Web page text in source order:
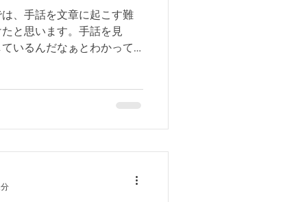
、手話を文章に起こす難
と思います。手話を見
いるんだなぁとわかって